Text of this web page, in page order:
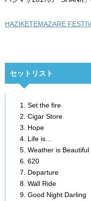
HAZIKETEMAZARE
セットリスト
Set the fire
Cigar Store
Hope
Life is…
Weather is Beautiful
620
Departure
Wall Ride
Good Night Darling